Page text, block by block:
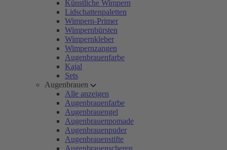
Künstliche Wimpern
Lidschattenpaletten
Wimpern-Primer
Wimpernbürsten
Wimpernkleber
Wimpernzangen
Augenbrauenfarbe
Kajal
Sets
Augenbrauen
Alle anzeigen
Augenbrauenfarbe
Augenbrauengel
Augenbrauenpomade
Augenbrauenpuder
Augenbrauenstifte
Augenbrauenscheren